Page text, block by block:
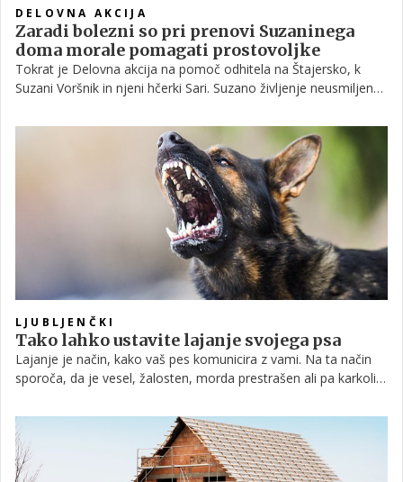
DELOVNA AKCIJA
Zaradi bolezni so pri prenovi Suzaninega
doma morale pomagati prostovoljke
Tokrat je Delovna akcija na pomoč odhitela na Štajersko, k
Suzani Voršnik in njeni hčerki Sari. Suzano življenje neusmiljeno
za boljšo prihodnost, kakršno si želi zase in svojo hčerko Saro.
LJUBLJENČKI
Tako lahko ustavite lajanje svojega psa
Lajanje je način, kako vaš pes komunicira z vami. Na ta način
sporoča, da je vesel, žalosten, morda prestrašen ali pa karkoli
neprestano lajanje precej neprijetno. Na srečo je to vedenje
mogoče omiliti, tako da najprej prepoznate, kaj je sploh vzrok
za takšno vedenje. Berite naprej, če želite izvedeti, zakaj vaš
pes laja in kaj lahko storite glede tega.